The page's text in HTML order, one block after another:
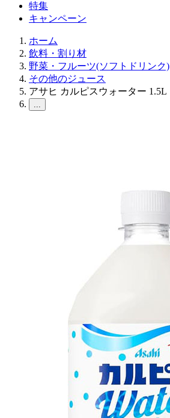
特集
キャンペーン
ホーム
飲料・割り材
野菜・フルーツ(ソフトドリンク)
その他のジュース
アサヒ カルピスウォーター 1.5L
...